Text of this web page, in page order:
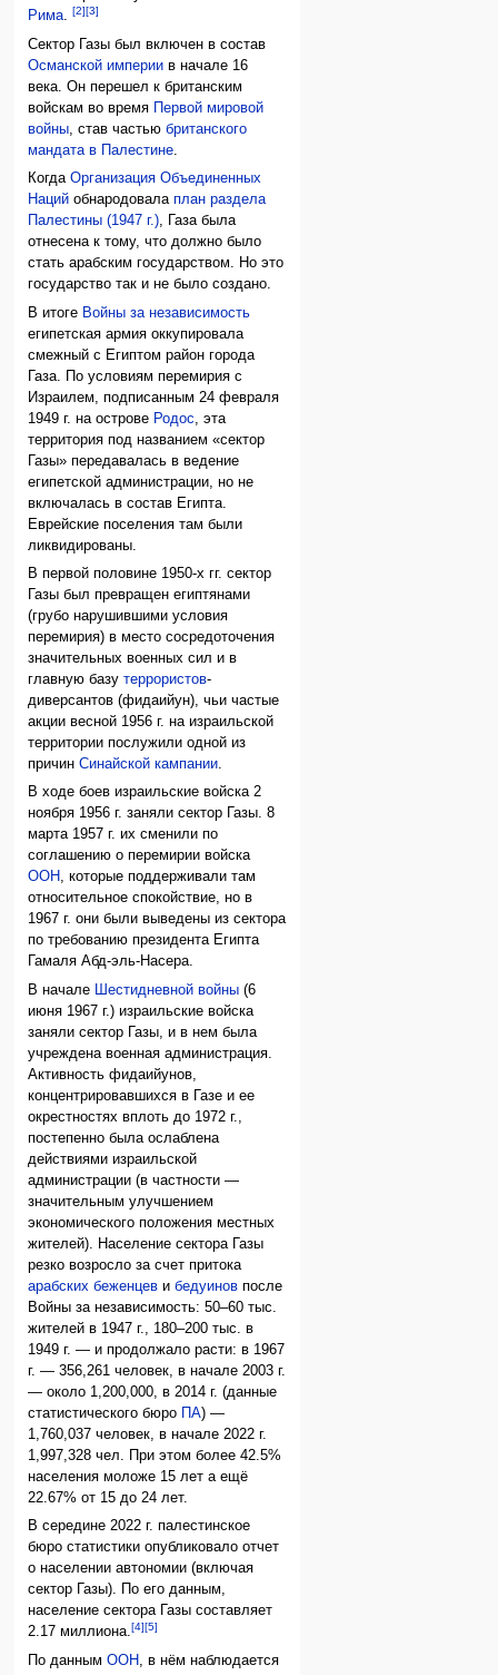
Рима.[2][3]
Сектор Газы был включен в состав
Османской империи в начале 16
века. Он перешел к британским
войскам во время
Первой мировой
войны, став частьюбританского
мандата в Палестине.
КогдаОрганизация Объединенных
Наций обнародовалаплан раздела
Палестины (1947 г.), Газа была
отнесена к тому, что должно было
стать арабским государством. Но это
государство так и не было создано.
В итоге Войны за независимость
египетская армия оккупировала
смежный с Египтом район города
Газа. По условиям перемирия с
Израилем, подписанным 24 февраля
1949 г. на острове Родос , эта
территория под названием «сектор
Газы» передавалась в ведение
египетской администрации, но не
включалась в состав Египта.
Еврейские поселения там были
ликвидированы.
В первой половине 1950-х гг. сектор
Газы был превращен египтянами
(грубо нарушившими условия
перемирия) в место сосредоточения
значительных военных сил и в
главную базутеррористов-
диверсантов (фидаийун), чьи частые
акции весной 1956 г. на израильской
территории послужили одной из
причинСинайской кампании.
В ходе боев израильские войска 2
ноября 1956 г. заняли сектор Газы. 8
марта 1957 г. их сменили по
соглашению о перемирии войска
ООН, которые поддерживали там
относительное спокойствие, но в
1967 г. они были выведены из сектора
по требованию президента Египта
Гамаля Абд-эль-Насера.
В начале
Шестидневной войны (6
июня 1967 г.) израильские войска
заняли сектор Газы, и в нем была
учреждена военная администрация.
Активность фидаийунов,
концентрировавшихся в Газе и ее
окрестностях вплоть до 1972 г.,
постепенно была ослаблена
действиями израильской
администрации (в частности —
значительным улучшением
экономического положения местных
жителей). Население сектора Газы
резко возросло за счет притока
арабских беженцев ибедуинов после
Войны за независимость: 50–60 тыс.
жителей в 1947 г., 180–200 тыс. в
1949 г. — и продолжало расти: в 1967
г. — 356,261 человек, в начале 2003 г.
— около 1,200,000, в 2014 г. (данные
статистического бюро ПА) —
1,760,037 человек, в начале 2022 г.
1,997,328 чел. При этом более 42.5%
населения моложе 15 лет а ещё
22.67% от 15 до 24 лет.
В середине 2022 г. палестинское
бюро статистики опубликовало отчет
о населении автономии (включая
сектор Газы). По его данным,
население сектора Газы составляет
2.17 миллиона.[4][5]
По даннымООН , в нём наблюдается